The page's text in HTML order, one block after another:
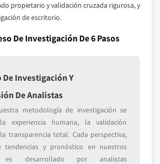
propietario y validación cruzada rigurosa, y
de escritorio.
De Investigación De 6 Pasos
De Investigación Y
De Analistas
metodología de investigación se
experiencia humana, la validación
transparencia total. Cada perspectiva,
tendencias y pronóstico en nuestros
es desarrollado por analistas